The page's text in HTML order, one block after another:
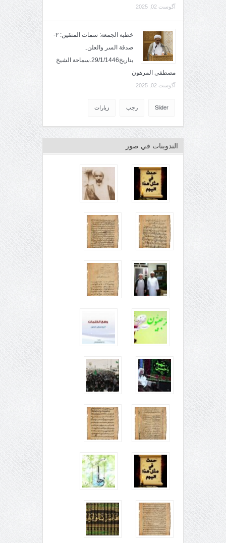
آگوست 02, 2025
خطبة الجمعة: سمات المتقين: ٢-
صدقة السر والعلن..
بتاريخ29/1/1446.سماحة الشيخ
مصطفى المرهون
آگوست 02, 2025
Slider رجب زيارات
التدوينات في صور